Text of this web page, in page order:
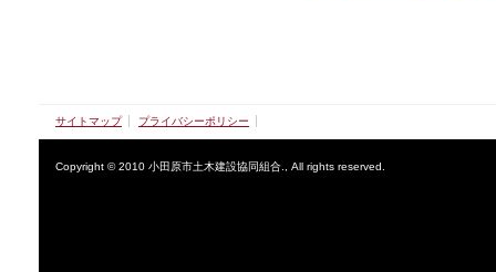
サイトマップ プライバシーポリシー
Copyright © 2010 小田原市土木建設協同組合., All rights reserved.